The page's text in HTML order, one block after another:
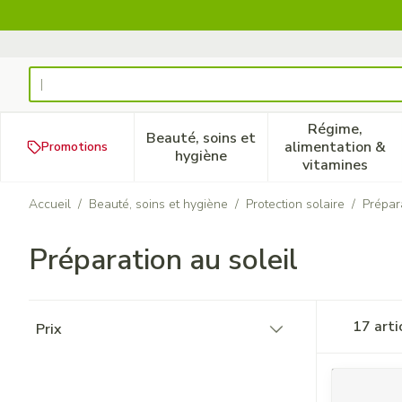
Rechercher
Promotions
Beauté, soins et
hygièneAfficher le sous-menu pour
Régime,
alimentation &
vitamines
Afficher
Accueil / Beauté, soins et hygiène / Protection solaire /
Préparation au soleil
Prix
17